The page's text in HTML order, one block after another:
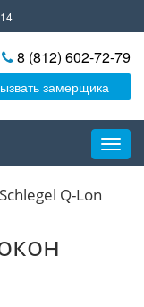
8 (812) 602-72-79
замерщика
Q-Lon